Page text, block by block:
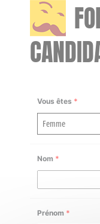
Vous êtes *
Nom *
Prénom *